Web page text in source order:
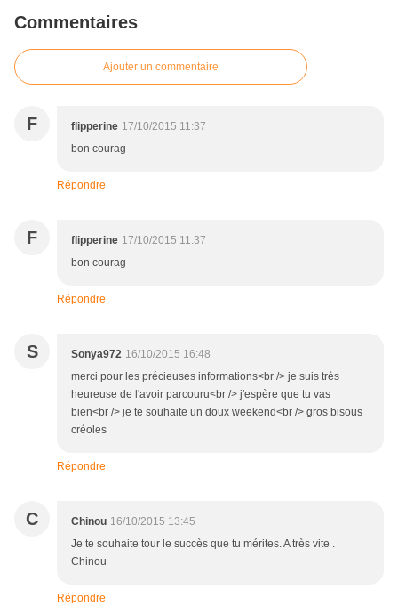
Commentaires
Ajouter un commentaire
F flipperine 17/10/2015 11:37
bon courag
Répondre
F flipperine 17/10/2015 11:37
bon courag
Répondre
S Sonya972 16/10/2015 16:48
merci pour les précieuses informations<br /> je suis très
heureuse de l'avoir parcouru<br /> j'espère que tu vas
bien<br /> je te souhaite un doux weekend<br /> gros bisous
créoles
Répondre
C Chinou 16/10/2015 13:45
Je te souhaite tour le succès que tu mérites. A très vite .
Chinou
Répondre